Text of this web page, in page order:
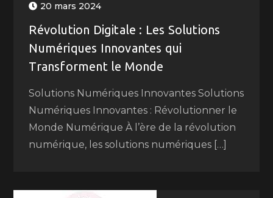
20 mars 2024
Révolution Digitale : Les Solutions
Numériques Innovantes qui
Transforment le Monde
Solutions Numériques Innovantes Solutions
Numériques Innovantes : Révolutionner le
Monde Numérique À l’ère de la révolution
numérique, les solutions numériques […]